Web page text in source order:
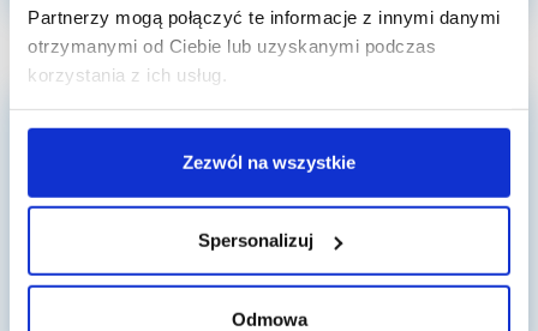
Partnerzy mogą połączyć te informacje z innymi danymi
otrzymanymi od Ciebie lub uzyskanymi podczas
korzystania z ich usług.
Zezwól na wszystkie
Spersonalizuj
Odmowa
Język niemiecki
Poziomy w Sokratesie
Poziom CEFR
Średnio zaawansowany niższy
A2